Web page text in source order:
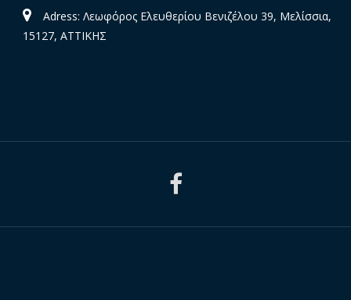
Adress: Λεωφόρος Ελευθερίου Βενιζέλου 39, Μελίσσια,
15127, ΑΤΤΙΚΗΣ